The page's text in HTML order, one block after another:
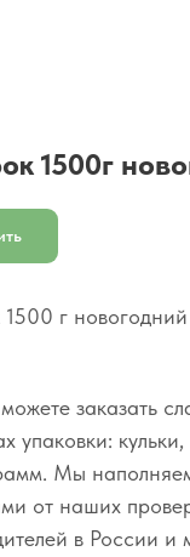
1500г
г
заказать
упаковки:
Мы наполняем
от наших
в России и